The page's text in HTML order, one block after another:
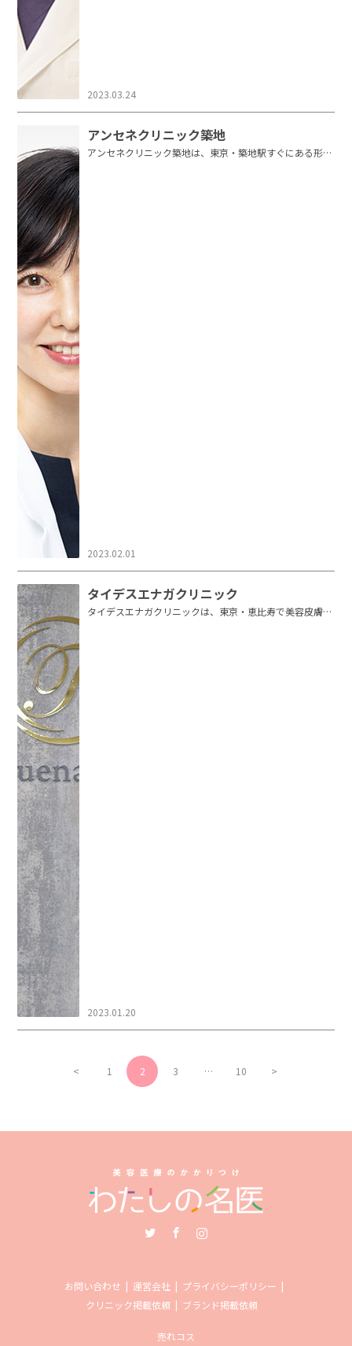
2023.03.24
アンセネクリニック築地
アンセネクリニック築地は、東京・築地駅すぐにある形成
2023.02.01
タイデスエナガクリニック
タイデスエナガクリニックは、東京・恵比寿で美容皮膚
2023.01.20
< 1 2 3 … 10 >
お問い合わせ 運営会社
プライバシーポリシー
クリニック掲載依頼
ブランド掲載依頼
売れコス